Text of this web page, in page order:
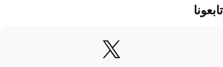
تابعونا